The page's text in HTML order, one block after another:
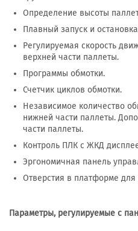
Определение высоты
Плавный запуск и
Регулируемая скорость
верхней части паллеты.
Программы обмотки.
Счетчик циклов обмотки.
Независимое количество
нижней части паллеты.
части паллеты.
Контроль ПЛК с ЖКД
Эргономичная панель
Отверстия в платформе для
Параметры, регулируемые с